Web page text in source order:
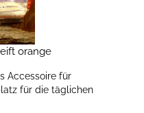
orange
Accessoire für
für die täglichen